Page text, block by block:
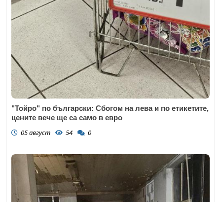
"Тойро" по български: Сбогом на лева и по етикетите,
цените вече ще са само в евро
05 август 54 0